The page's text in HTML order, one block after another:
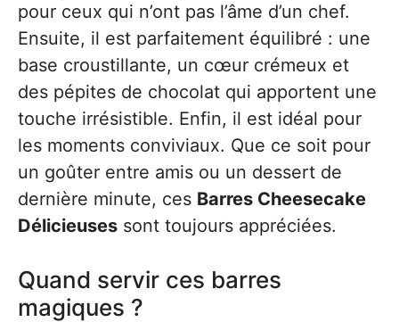
pour ceux qui n’ont pas l’âme d’un chef.
Ensuite, il est parfaitement équilibré : une
base croustillante, un cœur crémeux et
des pépites de chocolat qui apportent une
touche irrésistible. Enfin, il est idéal pour
les moments conviviaux. Que ce soit pour
un goûter entre amis ou un dessert de
dernière minute, ces Barres Cheesecake
Délicieuses sont toujours appréciées.
Quand servir ces barres
magiques ?